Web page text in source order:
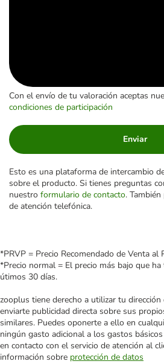
Con el envío de tu valoración aceptas
condiciones de participación
Enviar
Esto es una plataforma de intercambio
sobre el producto. Si tienes preguntas
nuestro formulario de contacto.
de atención telefónica.
*PRVP = Precio Recomendado de Venta al
*Precio normal = El precio más bajo que
útimos 30 días.
zooplus tiene derecho a utilizar tu
enviarte publicidad directa sobre sus
similares. Puedes oponerte a ello en
ningún gasto adicional a los gastos
en contacto con el servicio de atención al
información sobre protección de datos